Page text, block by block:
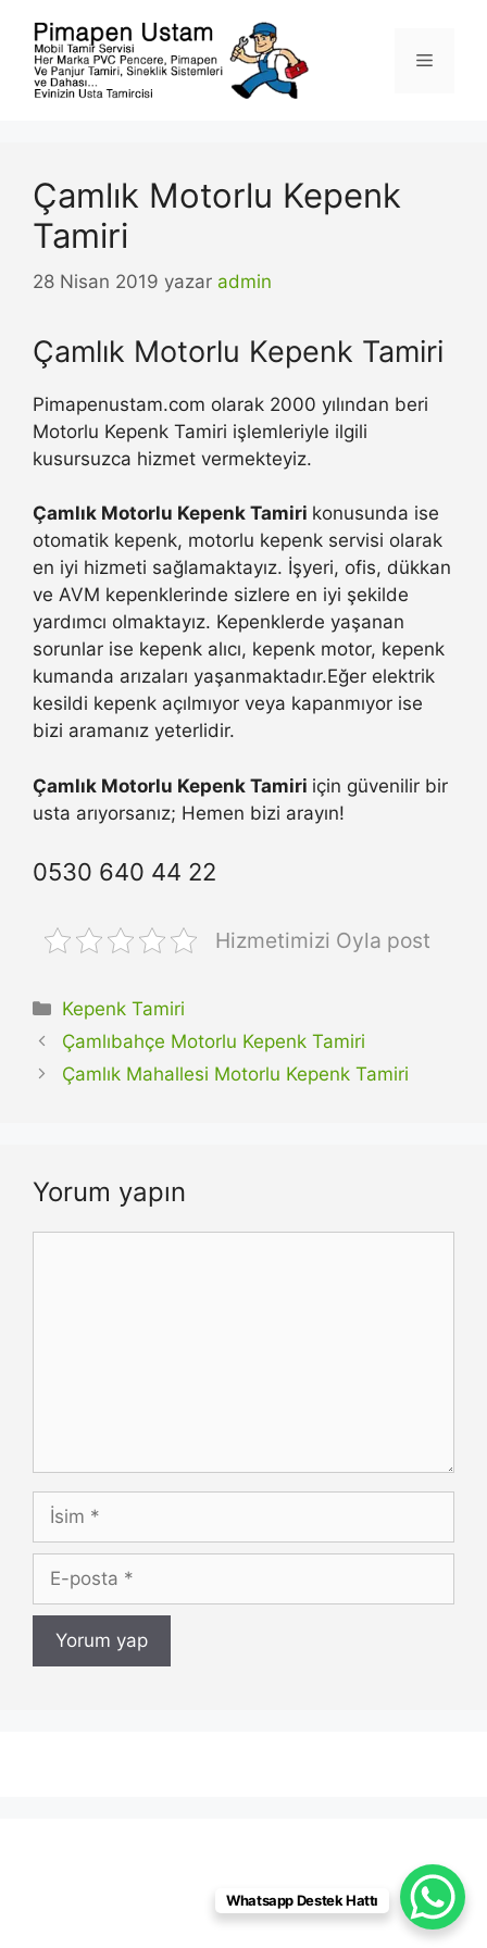
Menü
Çamlık Motorlu Kepenk
Tamiri
28 Nisan 2019 yazar admin
Çamlık Motorlu Kepenk Tamiri
Pimapenustam.com olarak 2000 yılından beri
Motorlu Kepenk Tamiri işlemleriyle ilgili
kusursuzca hizmet vermekteyiz.
Çamlık Motorlu Kepenk Tamiri konusunda ise
otomatik kepenk, motorlu kepenk servisi olarak
en iyi hizmeti sağlamaktayız. İşyeri, ofis, dükkan
ve AVM kepenklerinde sizlere en iyi şekilde
yardımcı olmaktayız. Kepenklerde yaşanan
sorunlar ise kepenk alıcı, kepenk motor, kepenk
kumanda arızaları yaşanmaktadır.Eğer elektrik
kesildi kepenk açılmıyor veya kapanmıyor ise
bizi aramanız yeterlidir.
Çamlık Motorlu Kepenk Tamiri için güvenilir bir
usta arıyorsanız; Hemen bizi arayın!
0530 640 44 22
Hizmetimizi Oyla post
Kategoriler
Kepenk Tamiri
Çamlıbahçe Motorlu Kepenk Tamiri
Çamlık Mahallesi Motorlu Kepenk Tamiri
Yorum yapın
İsim
posta
Whatsapp Destek Hattı